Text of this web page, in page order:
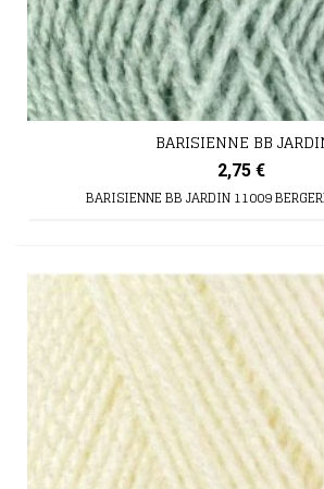
BARISIENNE BB
2,75 €
BARISIENNE BB JARDIN 11009